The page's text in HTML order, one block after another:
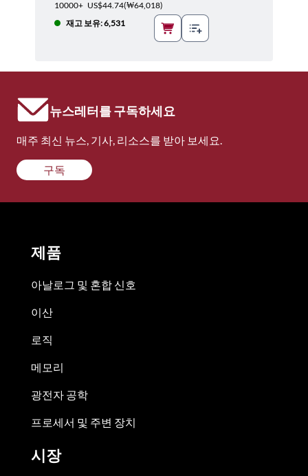
10000+ US$44.74(₩64,018)
재고 보유: 6,531
뉴스레터를 구독하세요
매주 최신 뉴스, 기사, 리소스를 받아 보세요.
구독
제품
아날로그 및 혼합 신호
이산
로직
메모리
광전자 공학
프로세서 및 주변 장치
시장